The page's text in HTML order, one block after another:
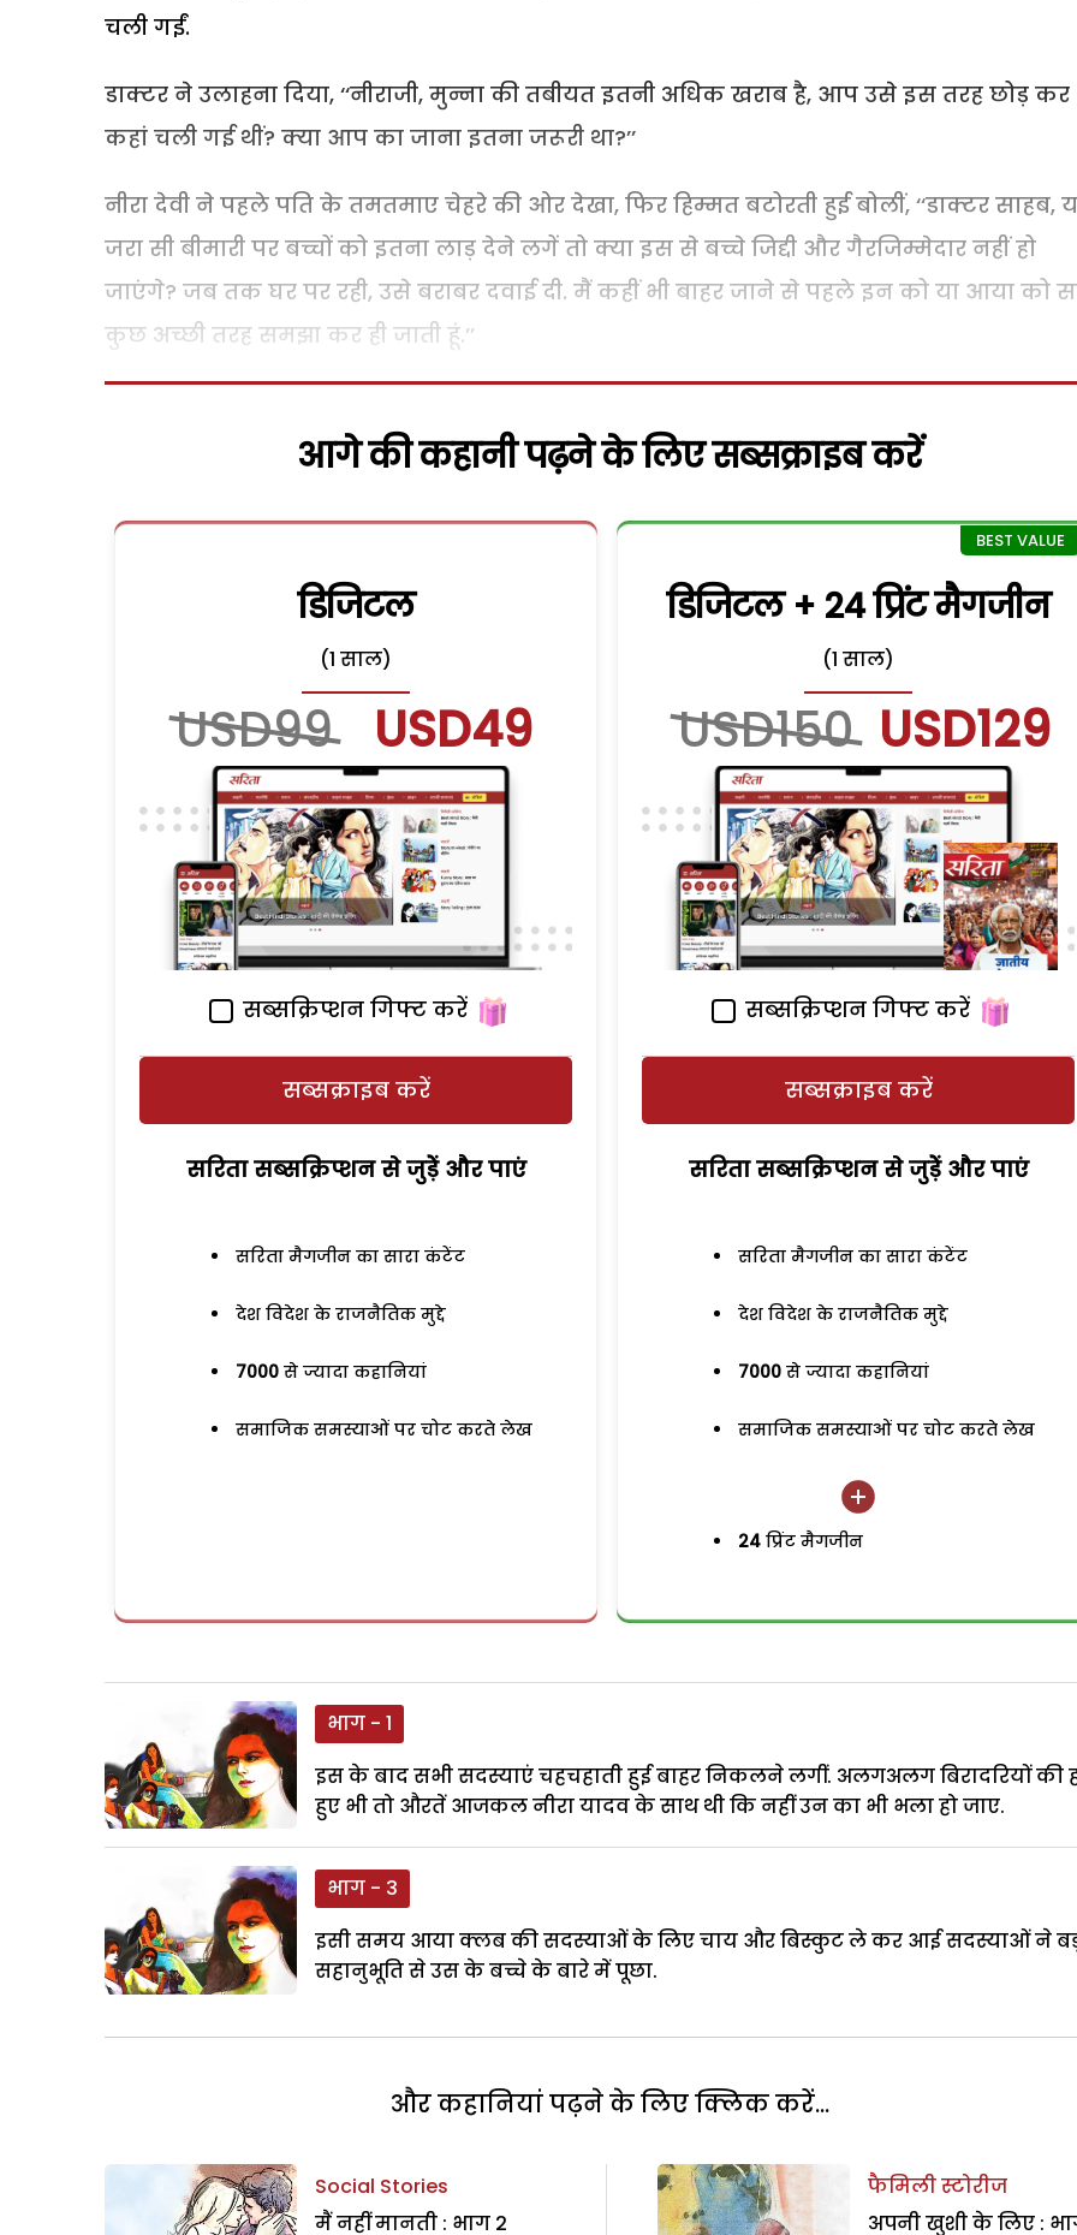
चली गईं.
डाक्टर ने उलाहना दिया, ‘‘नीराजी, मुन्ना की तबीयत इतनी अधिक खराब है, आप उसे इस तरह छोड़ कर
कहां चली गई थीं? क्या आप का जाना इतना जरूरी था?’’
नीरा देवी ने पहले पति के तमतमाए चेहरे की ओर देखा, फिर हिम्मत बटोरती हुई बोलीं, ‘‘डाक्टर साहब,
जरा सी बीमारी पर बच्चों को इतना लाड़ देने लगें तो क्या इस से बच्चे जिद्दी और गैरजिम्मेदार नहीं हो
जाएंगे? जब तक घर पर रही, उसे बराबर दवाई दी. मैं कहीं भी बाहर जाने से पहले इन को या आया को
कुछ अच्छी तरह समझा कर ही जाती हूं.’’
आगे की कहानी पढ़ने के लिए सब्सक्राइब करें
डिजिटल
(1 साल)
USD99 USD49
सब्सक्रिप्शन गिफ्ट करें
सब्सक्राइब करें
सरिता सब्सक्रिप्शन से जुड़ेें और पाएं
सरिता मैगजीन का सारा कंटेंट
देश विदेश के राजनैतिक मुद्दे
7000 से ज्यादा कहानियां
समाजिक समस्याओं पर चोट करते लेख
डिजिटल + 24 प्रिंट मैगजीन
(1 साल)
USD150 USD129
सब्सक्रिप्शन गिफ्ट करें
सब्सक्राइब करें
सरिता सब्सक्रिप्शन से जुड़ेें और पाएं
सरिता मैगजीन का सारा कंटेंट
देश विदेश के राजनैतिक मुद्दे
7000 से ज्यादा कहानियां
समाजिक समस्याओं पर चोट करते लेख
24 प्रिंट मैगजीन
भाग - 1
इस के बाद सभी सदस्याएं चहचहाती हुई बाहर निकलने लगीं. अलगअलग बिरादरियों की
हुए भी तो औरतें आजकल नीरा यादव के साथ थी कि नहीं उन का भी भला हो जाए.
भाग - 3
इसी समय आया क्लब की सदस्याओं के लिए चाय और बिस्कुट ले कर आई सदस्याओं ने
सहानुभूति से उस के बच्चे के बारे में पूछा.
और कहानियां पढ़ने के लिए क्लिक करें...
Social Stories
मैं नहीं मानती : भाग 2
फैमिली स्टोरीज
अपनी खुशी के लिए :